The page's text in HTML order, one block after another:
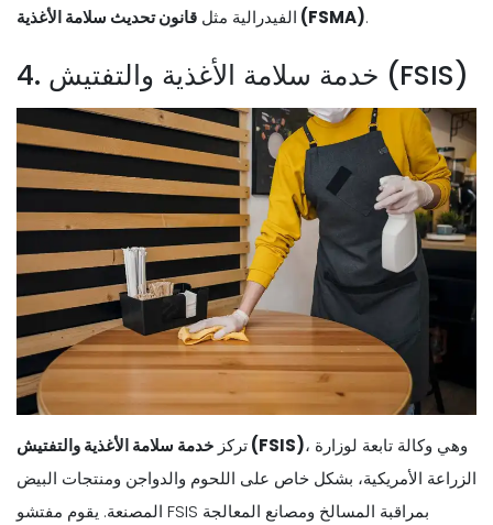
الفيدرالية مثل قانون تحديث سلامة الأغذية (FSMA).
4. خدمة سلامة الأغذية والتفتيش (FSIS)
تركزخدمة سلامة الأغذية والتفتيش (FSIS)، وهي وكالة تابعة لوزارة
الزراعة الأمريكية، بشكل خاص على اللحوم والدواجن ومنتجات البيض
المصنعة. يقوم مفتشو FSIS بمراقبة المسالخ ومصانع المعالجة